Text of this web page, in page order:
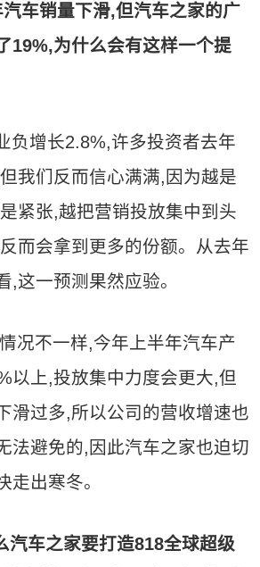
车销量下滑,但汽车之家的广
19%,为什么会有这样一个提
负增长2.8%,许多投资者去年
我们反而信心满满,因为越是
紧张,越把营销投放集中到头
而会拿到更多的份额。从去年
,这一预测果然应验。
况不一样,今年上半年汽车产
以上,投放集中力度会更大,但
滑过多,所以公司的营收增速也
法避免的,因此汽车之家也迫切
走出寒冬。
汽车之家要打造818全球超级